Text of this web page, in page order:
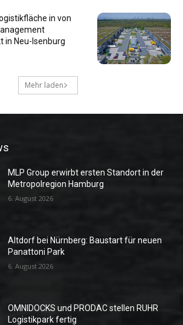
in von
in Neu-Isenburg
Mehr laden
MLP Group erwirbt ersten Standort in der
Metropolregion Hamburg
6. August 2026
Altdorf bei Nürnberg: Baustart für neuen
Panattoni Park
6. August 2026
OMNIDOCKS und PRODAC stellen RUHR
Logistikpark fertig